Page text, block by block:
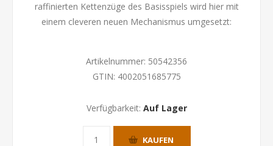
raffinierten Kettenzüge des Basisspiels wird hier mit
einem cleveren neuen Mechanismus umgesetzt:
Artikelnummer: 50542356
GTIN: 4002051685775
Verfügbarkeit: Auf Lager
KAUFEN